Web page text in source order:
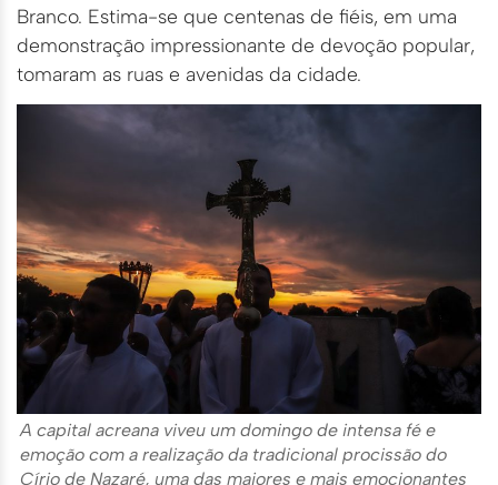
Branco. Estima-se que centenas de fiéis, em uma
demonstração impressionante de devoção popular,
tomaram as ruas e avenidas da cidade.
A capital acreana viveu um domingo de intensa fé e
emoção com a realização da tradicional procissão do
Círio de Nazaré, uma das maiores e mais emocionantes